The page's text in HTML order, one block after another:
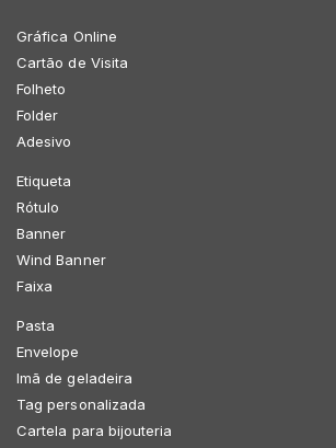
Gráfica Online
Cartão de Visita
Folheto
Folder
Adesivo
Etiqueta
Rótulo
Banner
Wind Banner
Faixa
Pasta
Envelope
Imã de geladeira
Tag personalizada
Cartela para bijouteria